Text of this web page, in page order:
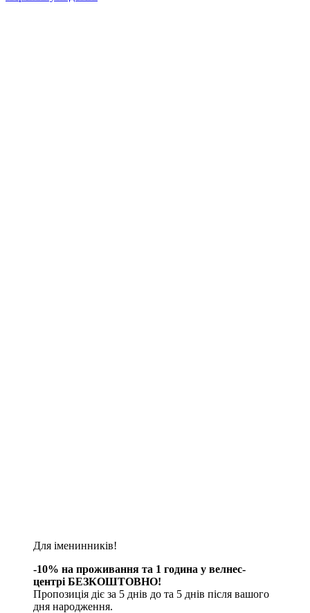
Для іменинників!
-10% на проживання та 1 година у велнес-
центрі БЕЗКОШТОВНО!
Пропозиція діє за 5 днів до та 5 днів після вашого
дня народження.